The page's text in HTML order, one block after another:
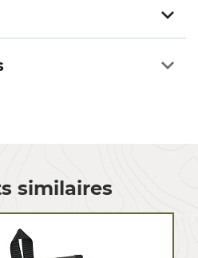
similaires